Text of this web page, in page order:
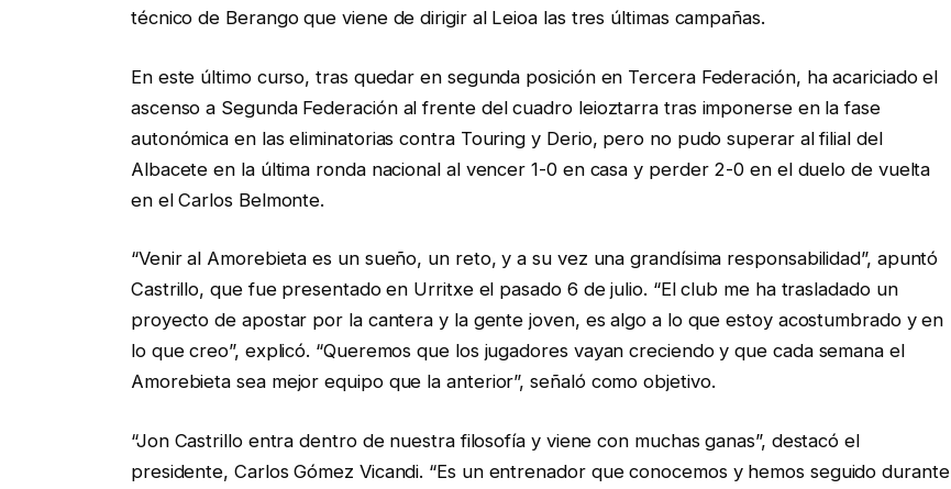
técnico de Berango que viene de dirigir al Leioa las tres últimas campañas.
En este último curso, tras quedar en segunda posición en Tercera Federación, ha acariciado el
ascenso a Segunda Federación al frente del cuadro leioztarra tras imponerse en la fase
autonómica en las eliminatorias contra Touring y Derio, pero no pudo superar al filial del
Albacete en la última ronda nacional al vencer 1-0 en casa y perder 2-0 en el duelo de vuelta
en el Carlos Belmonte.
“Venir al Amorebieta es un sueño, un reto, y a su vez una grandísima responsabilidad”, apuntó
Castrillo, que fue presentado en Urritxe el pasado 6 de julio. “El club me ha trasladado un
proyecto de apostar por la cantera y la gente joven, es algo a lo que estoy acostumbrado y en
lo que creo”, explicó. “Queremos que los jugadores vayan creciendo y que cada semana el
Amorebieta sea mejor equipo que la anterior”, señaló como objetivo.
“Jon Castrillo entra dentro de nuestra filosofía y viene con muchas ganas”, destacó el
presidente, Carlos Gómez Vicandi. “Es un entrenador que conocemos y hemos seguido durante